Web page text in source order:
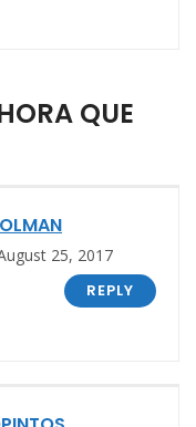
QUE
25, 2017
REPLY